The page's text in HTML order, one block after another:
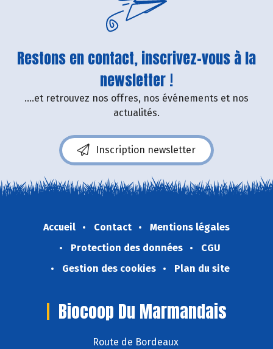
Restons en contact, inscrivez-vous à la
newsletter !
....et retrouvez nos offres, nos événements et nos
actualités.
Inscription newsletter
Accueil Contact
Mentions légales
Protection des données
CGU
Gestion des cookies
Plan du site
Biocoop Du Marmandais
Route de Bordeaux